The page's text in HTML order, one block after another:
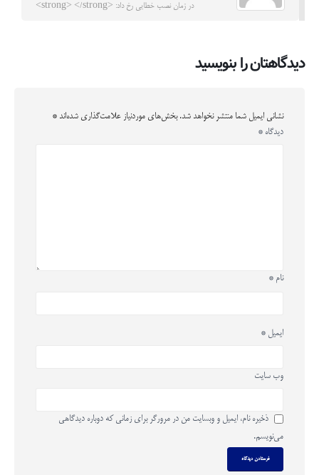
در زمان نصب خطایی رخ داد: <strong> </strong>
دیدگاهتان را بنویسید
نشانی ایمیل شما منتشر نخواهد شد. بخش‌های موردنیاز علامت‌گذاری شده‌اند *
دیدگاه *
نام *
ایمیل *
وب‌ سایت
ذخیره نام، ایمیل و وبسایت من در مرورگر برای زمانی که دوباره دیدگاهی
می‌نویسم.